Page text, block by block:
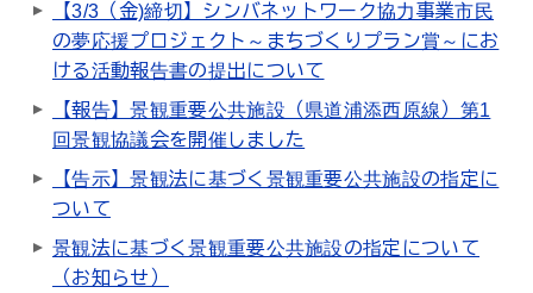
【3/3（金)締切】シンバネットワーク協力事業市民
の夢応援プロジェクト～まちづくりプラン賞～にお
ける活動報告書の提出について
【報告】景観重要公共施設（県道浦添西原線）第1
回景観協議会を開催しました
【告示】景観法に基づく景観重要公共施設の指定に
ついて
景観法に基づく景観重要公共施設の指定について
（お知らせ）